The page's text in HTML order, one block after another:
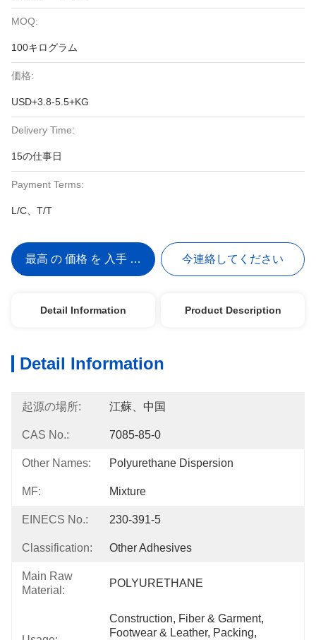
MOQ:
100キログラム
価格:
USD+3.8-5.5+KG
Delivery Time:
15の仕事日
Payment Terms:
L/C、T/T
最高 の 価格 を 入手 する 今連絡してください
Detail Information Product Description
Detail Information
起源の場所: 江蘇、中国
CAS No.: 7085-85-0
Other Names: Polyurethane Dispersion
MF: Mixture
EINECS No.: 230-391-5
Classification: Other Adhesives
Main Raw
Material:
POLYURETHANE
Construction, Fiber & Garment,
Footwear & Leather, Packing,